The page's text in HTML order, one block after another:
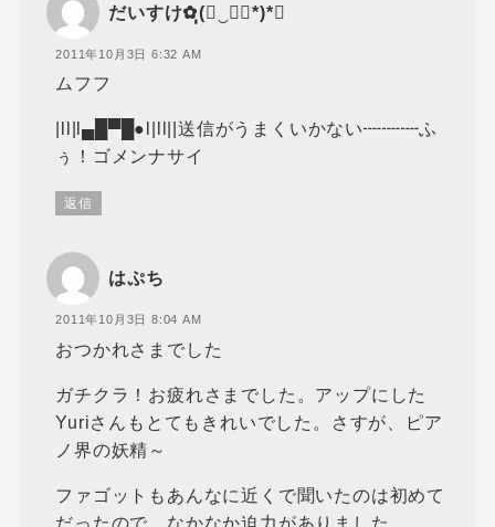
だいすけ✿ฺฺ(◡‿◡ฺ*)*❤
2011年10月3日 6:32 AM
ムフフ
|ll|l▄█▀█●l|ll||送信がうまくいかない┉┉┉ふ
ぅ！ゴメンナサイ
返信
はぷち
2011年10月3日 8:04 AM
おつかれさまでした
ガチクラ！お疲れさまでした。アップにした
Yuriさんもとてもきれいでした。さすが、ピア
ノ界の妖精～
ファゴットもあんなに近くで聞いたのは初めて
だったので、なかなか迫力がありました。